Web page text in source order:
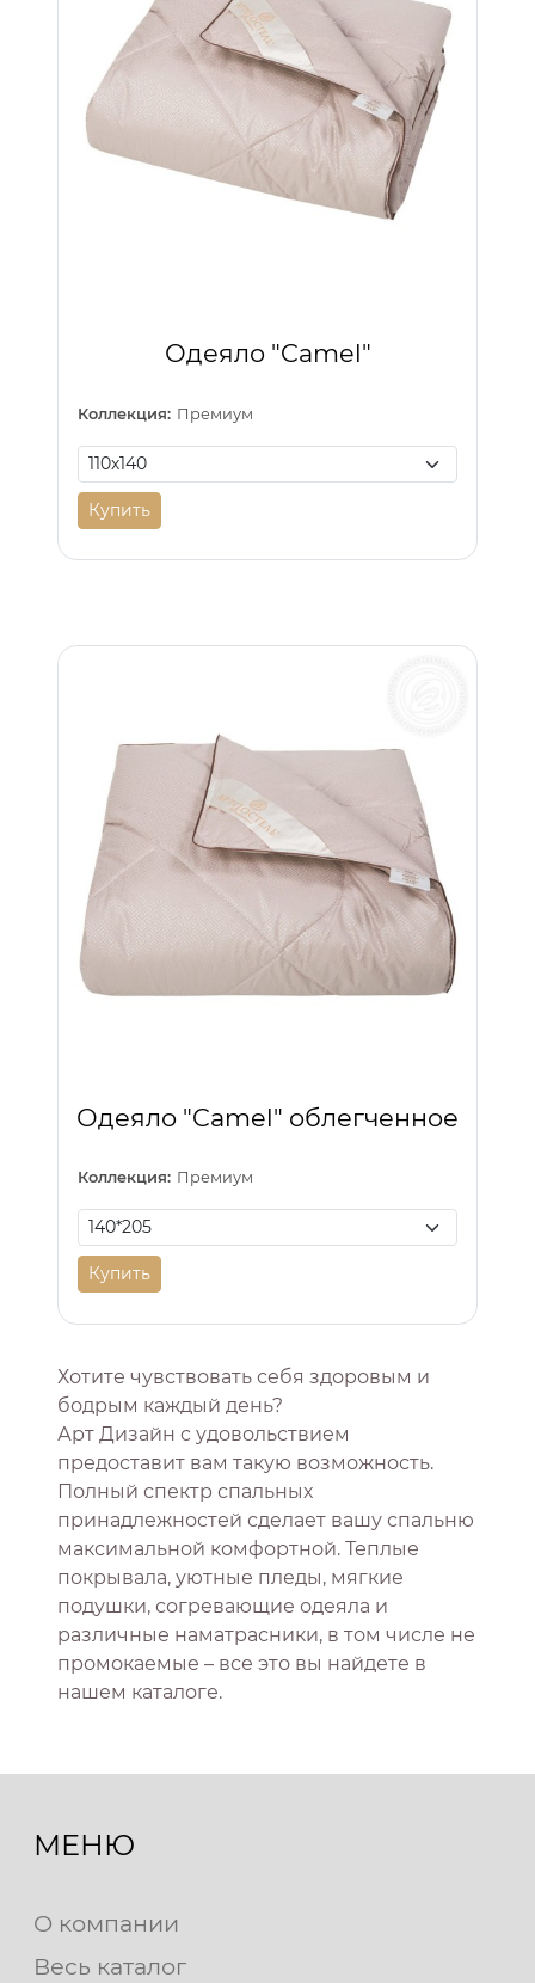
Одеяло "Camel"
Коллекция: Премиум
Купить
Одеяло "Camel" облегченное
Коллекция: Премиум
Купить
Хотите чувствовать себя здоровым и
бодрым каждый день?
Арт Дизайн с удовольствием
предоставит вам такую возможность.
Полный спектр спальных
принадлежностей сделает вашу спальню
максимальной комфортной. Теплые
покрывала, уютные пледы, мягкие
подушки, согревающие одеяла и
различные наматрасники, в том числе не
промокаемые – все это вы найдете в
нашем каталоге.
МЕНЮ
О компании
Весь каталог